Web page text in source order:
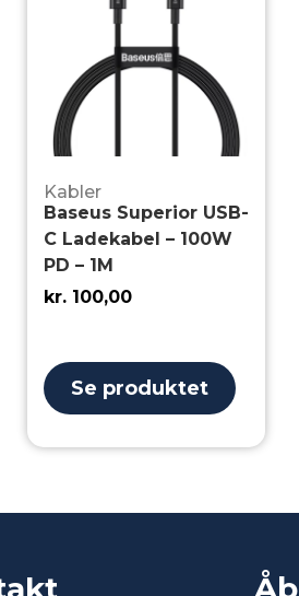
Kabler
Baseus Superior USB-
C Ladekabel – 100W
PD – 1M
kr.100,00
Se produktet